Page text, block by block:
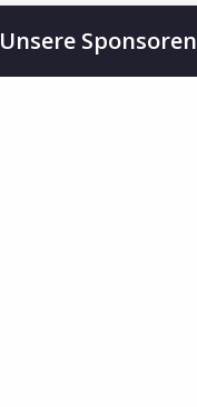
Unsere Sponsoren